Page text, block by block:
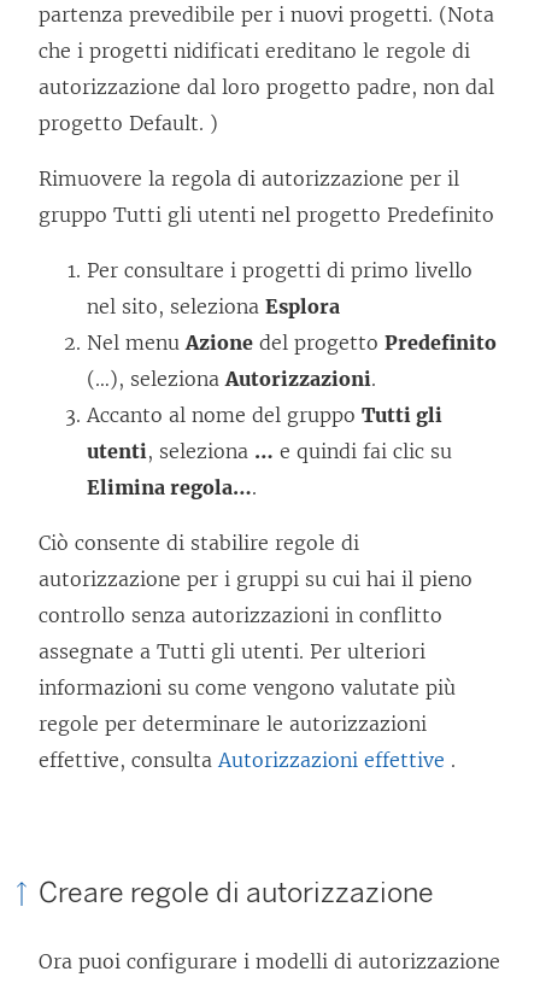
partenza prevedibile per i nuovi progetti. (Nota
che i progetti nidificati ereditano le regole di
autorizzazione dal loro progetto padre, non dal
progetto Default. )
Rimuovere la regola di autorizzazione per il
gruppo Tutti gli utenti nel progetto Predefinito
Per consultare i progetti di primo livello
nel sito, seleziona Esplora
Nel menu Azione del progetto Predefinito
(…), seleziona Autorizzazioni.
Accanto al nome del gruppo Tutti gli
utenti, seleziona … e quindi fai clic su
Elimina regola….
Ciò consente di stabilire regole di
autorizzazione per i gruppi su cui hai il pieno
controllo senza autorizzazioni in conflitto
assegnate a Tutti gli utenti. Per ulteriori
informazioni su come vengono valutate più
regole per determinare le autorizzazioni
effettive, consulta Autorizzazioni effettive .
Creare regole di autorizzazione
Ora puoi configurare i modelli di autorizzazione